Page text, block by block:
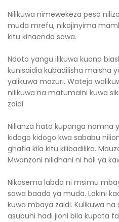
Nilikuwa nimewekeza pesa
muda mrefu, nikajinyima
kitu kinaenda sawa.
Ndoto yangu ilikuwa kuona
kunisaidia kubadilisha maisha
yalikuwa mazuri. Wateja
nilikuwa na matumaini kuwa
zaidi.
Nilianza hata kupanga namna
kidogo kidogo kwa sababu
ghafla kila kitu kilibadilika.
Mwanzoni nilidhani ni hali ya
Nikasema labda ni msimu
sawa baada ya muda. Lakini
kuwa mbaya zaidi. Kulikuwa
asubuhi hadi jioni bila kupata